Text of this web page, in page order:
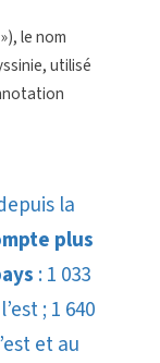
le nom
utilisé
la
plus
: 1 033
; 1 640
et au